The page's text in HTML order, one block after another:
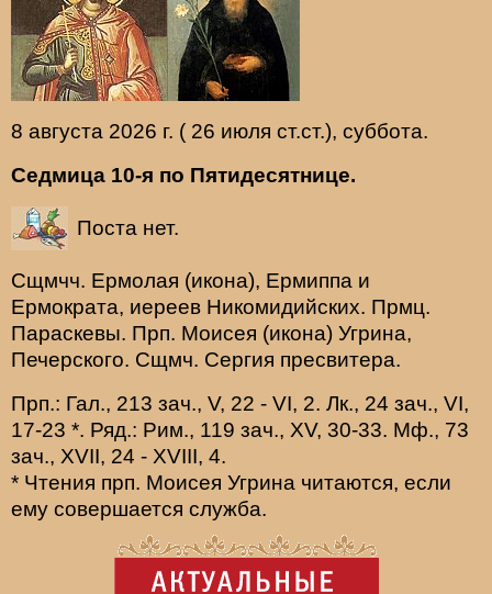
8 августа 2026 г. ( 26 июля ст.ст.), суббота.
Седмица 10-я по Пятидесятнице.
Поста нет.
Сщмчч. Ермолая (икона), Ермиппа и
Ермократа, иереев Никомидийских. Прмц.
Параскевы. Прп. Моисея (икона) Угрина,
Печерского. Сщмч. Сергия пресвитера.
Прп.: Гал., 213 зач., V, 22 - VI, 2. Лк., 24 зач., VI,
17-23 *. Ряд.: Рим., 119 зач., XV, 30-33. Мф., 73
зач., XVII, 24 - XVIII, 4.
* Чтения прп. Моисея Угрина читаются, если
ему совершается служба.